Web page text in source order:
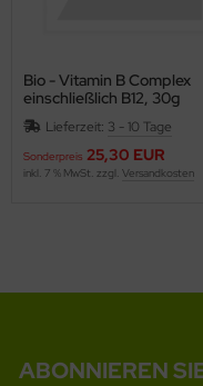
Bio - Vitamin B Complex
einschließlich B12, 30g
Lieferzeit: 3 - 10 Tage
Sonderpreis 25,30 EUR
inkl. 7 % MwSt. zzgl. Versandkosten
ABONNIEREN